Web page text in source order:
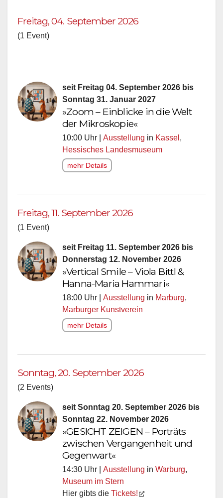
Freitag, 04. September 2026
(1 Event)
seit Freitag 04. September 2026 bis
Sonntag 31. Januar 2027
»Zoom – Einblicke in die Welt
der Mikroskopie«
10:00 Uhr | Ausstellung in Kassel ,
Hessisches Landesmuseum
mehr Details
Freitag, 11. September 2026
(1 Event)
seit Freitag 11. September 2026 bis
Donnerstag 12. November 2026
»Vertical Smile – Viola Bittl &
Hanna-Maria Hammari«
18:00 Uhr | Ausstellung in Marburg,
Marburger Kunstverein
mehr Details
Sonntag, 20. September 2026
(2 Events)
seit Sonntag 20. September 2026 bis
Sonntag 22. November 2026
»GESICHT ZEIGEN – Porträts
zwischen Vergangenheit und
Gegenwart«
14:30 Uhr | Ausstellung in Warburg,
Museum im Stern
Hier gibts die Tickets!